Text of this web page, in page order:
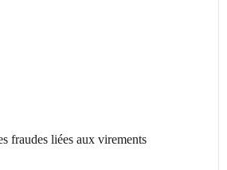
fraudes liées aux virements